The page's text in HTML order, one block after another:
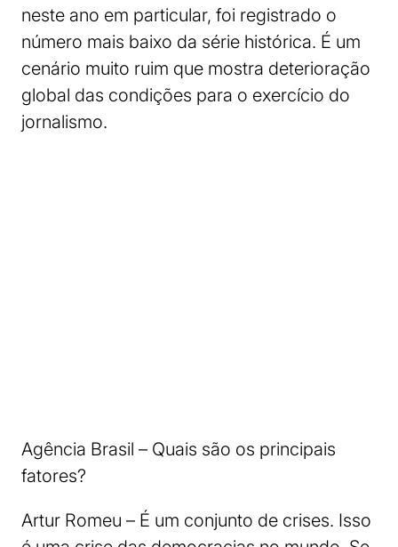
neste ano em particular, foi registrado o
número mais baixo da série histórica. É um
cenário muito ruim que mostra deterioração
global das condições para o exercício do
jornalismo.
Agência Brasil – Quais são os principais
fatores?
Artur Romeu – É um conjunto de crises. Isso